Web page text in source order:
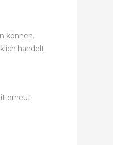
können.
handelt.
erneut